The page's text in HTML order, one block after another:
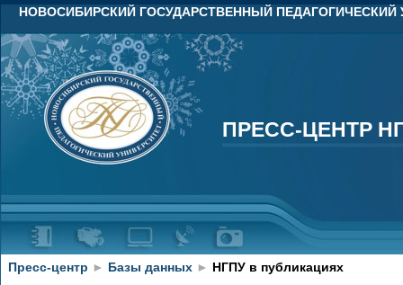
НОВОСИБИРСКИЙ ГОСУДАРСТВЕННЫЙ ПЕДАГОГИЧЕСКИЙ
ПРЕСС-ЦЕНТР
ПРЕСС-ЦЕНТР
Пресс-центр ► Базы данных ► НГПУ в публикациях